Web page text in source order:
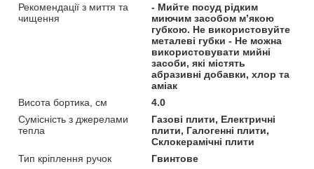
Рекомендації з миття та
чищення
- Мийте посуд рідким
миючим засобом м’якою
губкою. Не використовуйте
металеві губки - Не можна
використовувати мийні
засоби, які містять
абразивні добавки, хлор та
аміак
Висота бортика, см
4.0
Сумісність з джерелами
тепла
Газові плити, Електричні
плити, Галогенні плити,
Склокерамічні плити
Тип кріплення ручок
Гвинтове